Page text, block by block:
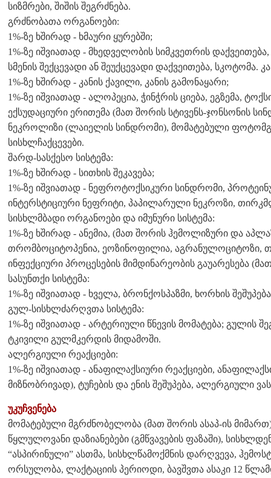
სიზმრები, შიშის შეგრძნება.
გრძნობათა ორგანოები:
1%-ზე ხშირად - ხმაური ყურებში;
1%-ზე იშვიათად - მხედველობის სიმკვეთრის
სმენის შექცევადი ან შეუქცევადი დაქვეითება, სკოტომა.
1%-ზე ხშირად - კანის ქავილი, კანის გამონაყარი;
1%-ზე იშვიათად - ალოპეცია, ჭინჭრის ციება, ეგზემა,
ექსუდაციური ერითემა (მათ შორის სტივენს-ჯონსონის
ნეკროლიზი (ლაიელის სინდრომი), მომატებული
სისხლჩაქცევები.
შარდ-სასქესო სისტემა:
1%-ზე ხშირად - სითხის შეკავება;
1%-ზე იშვიათად - ნეფროტოქსიკური სინდრომი,
ინტერსტიციური ნეფრიტი, პაპილარული ნეკროზი,
სისხლმბადი ორგანოები და იმუნური სისტემა:
1%-ზე ხშირად - ანემია, (მათ შორის ჰემოლიზური და
თრომბოციტოპენია, ეოზინოფილია, აგრანულოციტოზი,
ინფექციური პროცესების მიმდინარეობის გაუარესება
სასუნთქი სისტემა:
1%-ზე იშვიათად - ხველა, ბრონქოსპაზმი, ხორხის
გულ-სისხლძარღვთა სისტემა:
1%-ზე იშვიათად - არტერიული წნევის მომატება; გულის
ტკივილი გულმკერდის მიდამოში.
ალერგიული რეაქციები:
1%-ზე იშვიათად - ანაფილაქსიური რეაქციები,
მიზნობრივად), ტუჩების და ენის შეშუპება, ალერგიული
უკუჩვენება
მომატებული მგრძნობელობა (მათ შორის ასაპ-ის
წყლულოვანი დაზიანებები (გმწვავების ფაზაში),
“ასპირინული” ასთმა, სისხლწამოქმნის დარღვევა,
ორსულობა, ლაქტაციის პერიოდი, ბავშვთა ასაკი 12